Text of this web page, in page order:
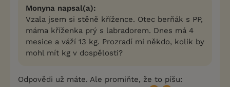
Monyna napsal(a):
Vzala jsem si stěně křížence. Otec berňák s PP,
máma kříženka prý s labradorem. Dnes má 4
mesice a váží 13 kg. Prozradí mi někdo, kolik by
mohl mít kg v dospělosti?
Odpovědi už máte. Ale promiňte, že to píšu: